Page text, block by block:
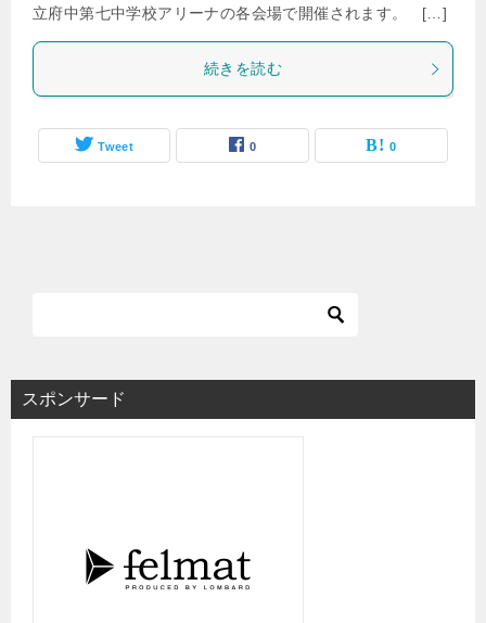
立府中第七中学校アリーナの各会場で開催されます。 […]
続きを読む
Tweet 0 0
スポンサード